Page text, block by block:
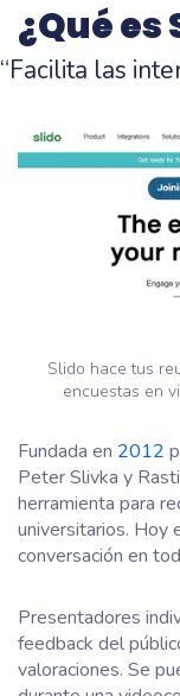
¿Qué es
“Facilita las
Slido hace tus
encuestas en
Fundada en 2012
Peter Slivka y
herramienta para
universitarios. Hoy
conversación en
Presentadores
feedback del
valoraciones. Se